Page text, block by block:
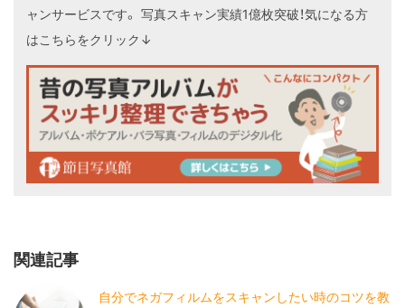
ャンサービスです。 写真スキャン実績1億枚突破！気になる方
はこちらをクリック↓
関連記事
自分でネガフィルムをスキャンしたい時のコツを教